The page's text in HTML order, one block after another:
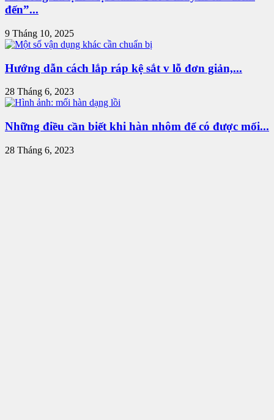
đến”...
9 Tháng 10, 2025
Hướng dẫn cách lắp ráp kệ sắt v lỗ đơn giản,...
28 Tháng 6, 2023
Những điều cần biết khi hàn nhôm để có được mối...
28 Tháng 6, 2023